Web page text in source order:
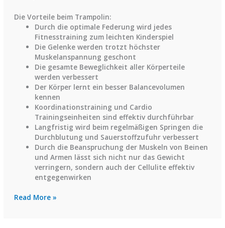
Die Vorteile beim Trampolin:
Durch die optimale Federung wird jedes
Fitnesstraining zum leichten Kinderspiel
Die Gelenke werden trotzt höchster
Muskelanspannung geschont
Die gesamte Beweglichkeit aller Körperteile
werden verbessert
Der Körper lernt ein besser Balancevolumen
kennen
Koordinationstraining und Cardio
Trainingseinheiten sind effektiv durchführbar
Langfristig wird beim regelmäßigen Springen die
Durchblutung und Sauerstoffzufuhr verbessert
Durch die Beanspruchung der Muskeln von Beinen
und Armen lässt sich nicht nur das Gewicht
verringern, sondern auch der Cellulite effektiv
entgegenwirken
Trampolin
Read More »